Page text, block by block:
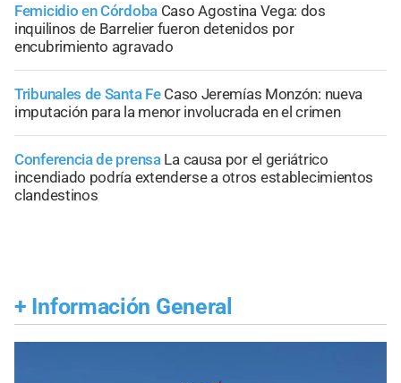
Femicidio en Córdoba Caso Agostina Vega: dos
inquilinos de Barrelier fueron detenidos por
encubrimiento agravado
Tribunales de Santa Fe Caso Jeremías Monzón: nueva
imputación para la menor involucrada en el crimen
Conferencia de prensa La causa por el geriátrico
incendiado podría extenderse a otros establecimientos
clandestinos
+ Información General